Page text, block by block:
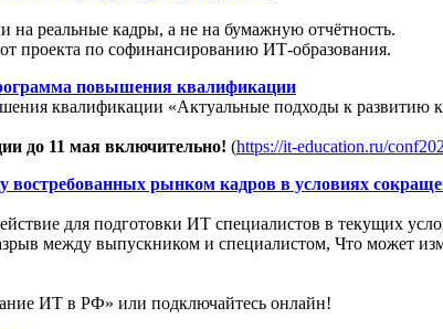
на реальные кадры, а не на бумажную отчётность.
проекта по софинансированию ИТ-образования.
повышения квалификации
квалификации «Актуальные подходы к развитию
до 11 мая включительно! (https://it-education.ru/
рынком кадров в условиях
для подготовки ИТ специалистов в текущих
между выпускником и специалистом, Что может
ИТ в РФ» или подключайтесь онлайн!